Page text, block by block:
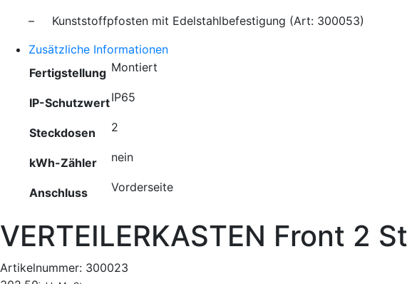
– Kunststoffpfosten mit Edelstahlbefestigung (Art: 300053)
Zusätzliche Informationen
Fertigstellung Montiert
IP-SchutzwertIP65
Steckdosen 2
kWh-Zähler nein
Anschluss Vorderseite
VERTEILERKASTEN Front 2
Artikelnummer: 300023